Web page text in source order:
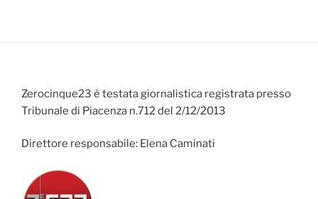
Zerocinque23 è testata giornalistica registrata presso
Tribunale di Piacenza n.712 del 2/12/2013
Direttore responsabile: Elena Caminati